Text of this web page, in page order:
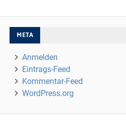
META
Anmelden
Eintrags-Feed
Kommentar-Feed
WordPress.org